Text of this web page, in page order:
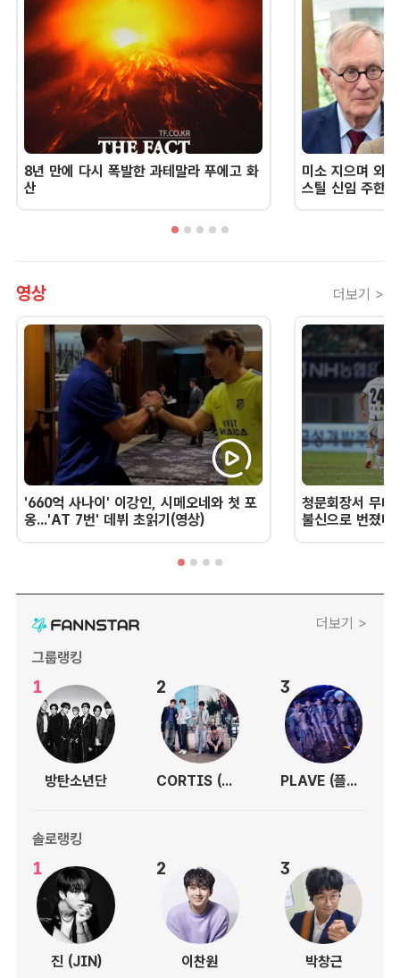
8년 만에 다시 폭발한 과테말라 푸에고 화
산
미소 지으며 외
스틸 신임 주한
영상 더보기 >
'660억 사나이' 이강인, 시메오네와 첫 포
옹...'AT 7번' 데뷔 초읽기(영상)
청문회장서 무너
불신으로 번졌
더보기 >
그룹랭킹
1
방탄소년단
2
CORTIS (코르티스)
3
PLAVE (플레이브)
솔로랭킹
1
진 (JIN)
2
이찬원
3
박창근